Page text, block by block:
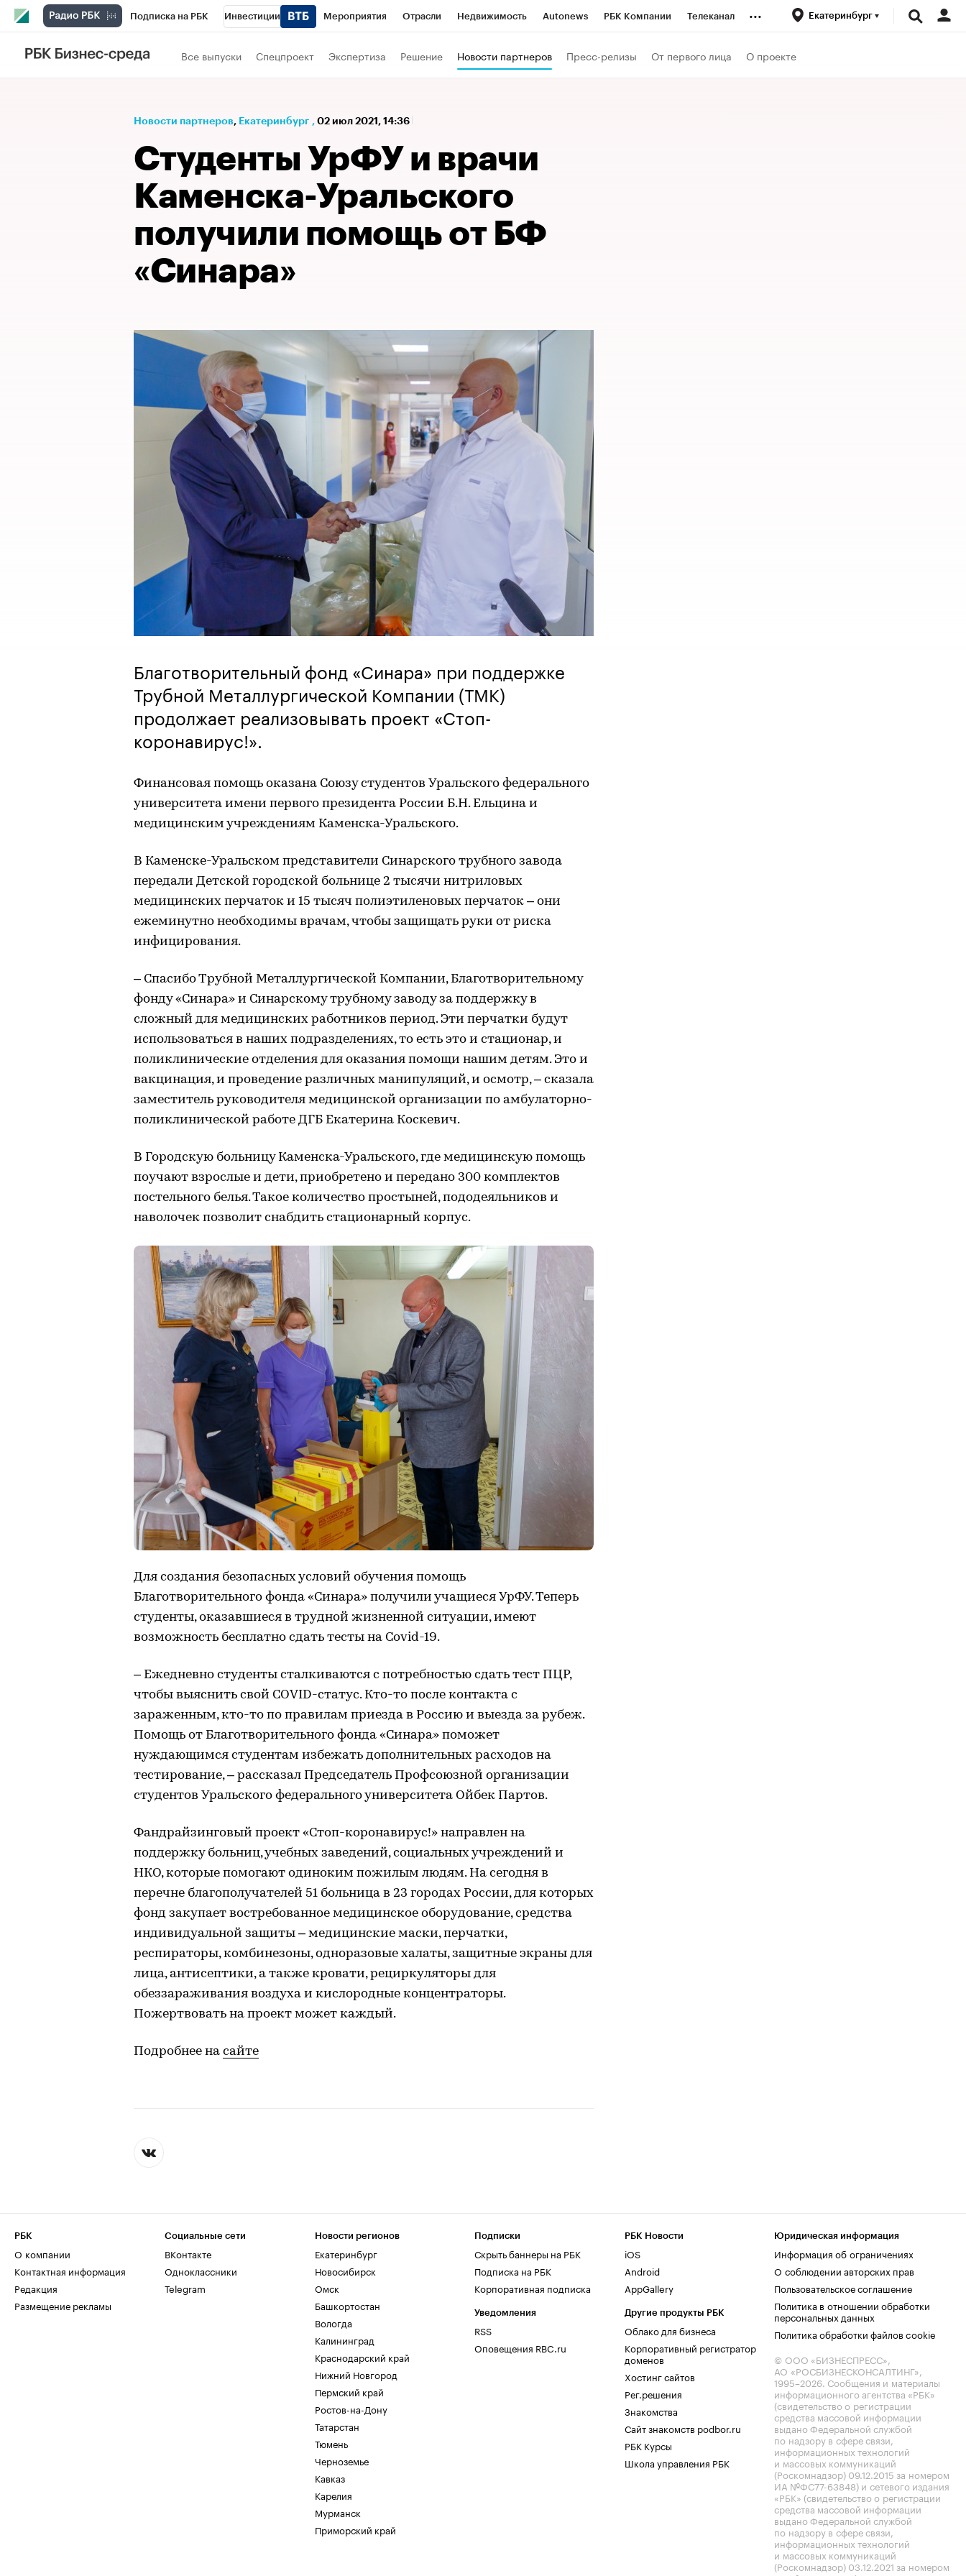
Подписка на РБК Инвестиции Мероприятия Отрасли Недвижимость Autonews РБК Компании Телеканал
РБК Вино
Проверка контрагентов Экономика Бизнес
... Екатеринбург
Все выпуски Спецпроект Экспертиза Решение Новости партнеров Пресс-релизы От первого лица О проекте
Новости партнеров⁠, Екатеринбург , 02 июл 2021, 14:36
Студенты УрФУ и врачи
Каменска-Уральского
получили помощь от БФ
«Синара»
Благотворительный фонд «Синара» при поддержке
Трубной Металлургической Компании (ТМК)
продолжает реализовывать проект «Стоп-
коронавирус!».
Финансовая помощь оказана Союзу студентов Уральского федерального
университета имени первого президента России Б.Н. Ельцина и
медицинским учреждениям Каменска-Уральского.
В Каменске-Уральском представители Синарского трубного завода
передали Детской городской больнице 2 тысячи нитриловых
медицинских перчаток и 15 тысяч полиэтиленовых перчаток – они
ежеминутно необходимы врачам, чтобы защищать руки от риска
инфицирования.
– Спасибо Трубной Металлургической Компании, Благотворительному
фонду «Синара» и Синарскому трубному заводу за поддержку в
сложный для медицинских работников период. Эти перчатки будут
использоваться в наших подразделениях, то есть это и стационар, и
поликлинические отделения для оказания помощи нашим детям. Это и
вакцинация, и проведение различных манипуляций, и осмотр, – сказала
заместитель руководителя медицинской организации по амбулаторно-
поликлинической работе ДГБ Екатерина Коскевич.
В Городскую больницу Каменска-Уральского, где медицинскую помощь
поучают взрослые и дети, приобретено и передано 300 комплектов
постельного белья. Такое количество простыней, пододеяльников и
наволочек позволит снабдить стационарный корпус.
Для создания безопасных условий обучения помощь
Благотворительного фонда «Синара» получили учащиеся УрФУ. Теперь
студенты, оказавшиеся в трудной жизненной ситуации, имеют
возможность бесплатно сдать тесты на Covid-19.
– Ежедневно студенты сталкиваются с потребностью сдать тест ПЦР,
чтобы выяснить свой COVID-статус. Кто-то после контакта с
зараженным, кто-то по правилам приезда в Россию и выезда за рубеж.
Помощь от Благотворительного фонда «Синара» поможет
нуждающимся студентам избежать дополнительных расходов на
тестирование, – рассказал Председатель Профсоюзной организации
студентов Уральского федерального университета Ойбек Партов.
Фандрайзинговый проект «Стоп-коронавирус!» направлен на
поддержку больниц, учебных заведений, социальных учреждений и
НКО, которые помогают одиноким пожилым людям. На сегодня в
перечне благополучателей 51 больница в 23 городах России, для которых
фонд закупает востребованное медицинское оборудование, средства
индивидуальной защиты – медицинские маски, перчатки,
респираторы, комбинезоны, одноразовые халаты, защитные экраны для
лица, антисептики, а также кровати, рециркуляторы для
обеззараживания воздуха и кислородные концентраторы.
Пожертвовать на проект может каждый.
Подробнее на сайте
РБК
О компании
Контактная информация
Редакция
Размещение рекламы
Социальные сети
ВКонтакте
Одноклассники
Telegram
Новости регионов
Екатеринбург
Новосибирск
Омск
Башкортостан
Вологда
Калининград
Краснодарский край
Нижний Новгород
Пермский край
Ростов-на-Дону
Татарстан
Тюмень
Черноземье
Кавказ
Карелия
Мурманск
Приморский край
Подписки
Скрыть баннеры на РБК
Подписка на РБК
Корпоративная подписка
Уведомления
RSS
Оповещения RBC.ru
РБК Новости
iOS
Android
AppGallery
Другие продукты РБК
Облако для бизнеса
Корпоративный регистратор
доменов
Хостинг сайтов
Рег.решения
Знакомства
Сайт знакомств podbor.ru
РБК Курсы
Школа управления РБК
Юридическая информация
Информация об ограничениях
О соблюдении авторских прав
Пользовательское соглашение
Политика в отношении обработки
персональных данных
Политика обработки файлов cookie
© ООО «БИЗНЕСПРЕСС»,
АО «РОСБИЗНЕСКОНСАЛТИНГ»,
1995–2026. Сообщения и материалы
информационного агентства «РБК»
(свидетельство о регистрации
средства массовой информации
выдано Федеральной службой
по надзору в сфере связи,
информационных технологий
и массовых коммуникаций
(Роскомнадзор) 09.12.2015 за номером
ИА №ФС77-63848) и сетевого издания
«РБК» (свидетельство о регистрации
средства массовой информации
выдано Федеральной службой
по надзору в сфере связи,
информационных технологий
и массовых коммуникаций
(Роскомнадзор) 03.12.2021 за номером